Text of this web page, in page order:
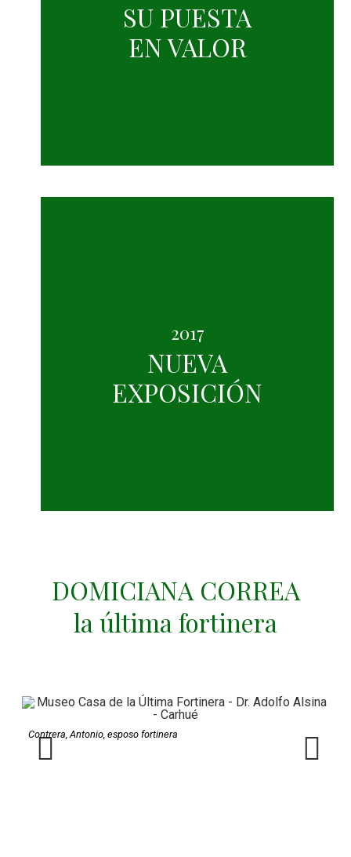
SU PUESTA
EN VALOR
2017
NUEVA
EXPOSICIÓN
DOMICIANA CORREA
la última fortinera
Contrera, Antonio, esposo fortinera